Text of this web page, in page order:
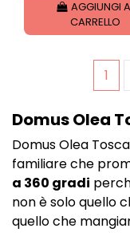
AGGIUNGI
CARRELLO
1
Domus Olea
Domus Olea
familiare che
a 360 gradi
non è solo quello
quello che